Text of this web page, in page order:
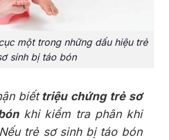
một trong những dấu hiệu trẻ
sinh bị táo bón
biết triệu chứng trẻ sơ
khi kiểm tra phân khi
trẻ sơ sinh bị táo bón